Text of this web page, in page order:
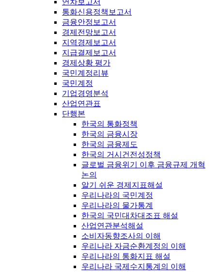
연차보고서
통화신용정책보고서
금융안정보고서
경제전망보고서
지역경제보고서
지급결제보고서
경제상황 평가
국민계정리뷰
국민계정
기업경영분석
산업연관표
단행본
한국의 통화정책
한국의 금융시장
한국의 금융제도
한국의 거시건전성정책
글로벌 금융위기 이후 금융규제 개혁
논의
알기 쉬운 경제지표해설
우리나라의 국민계정
우리나라의 물가통계
한국의 국민대차대조표 해설
산업연관분석해설
소비자동향조사의 이해
우리나라 자금순환계정의 이해
우리나라의 통화지표 해설
우리나라 국제수지통계의 이해